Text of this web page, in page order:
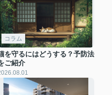
コラム
を守るにはどうする？予防法
ご紹介